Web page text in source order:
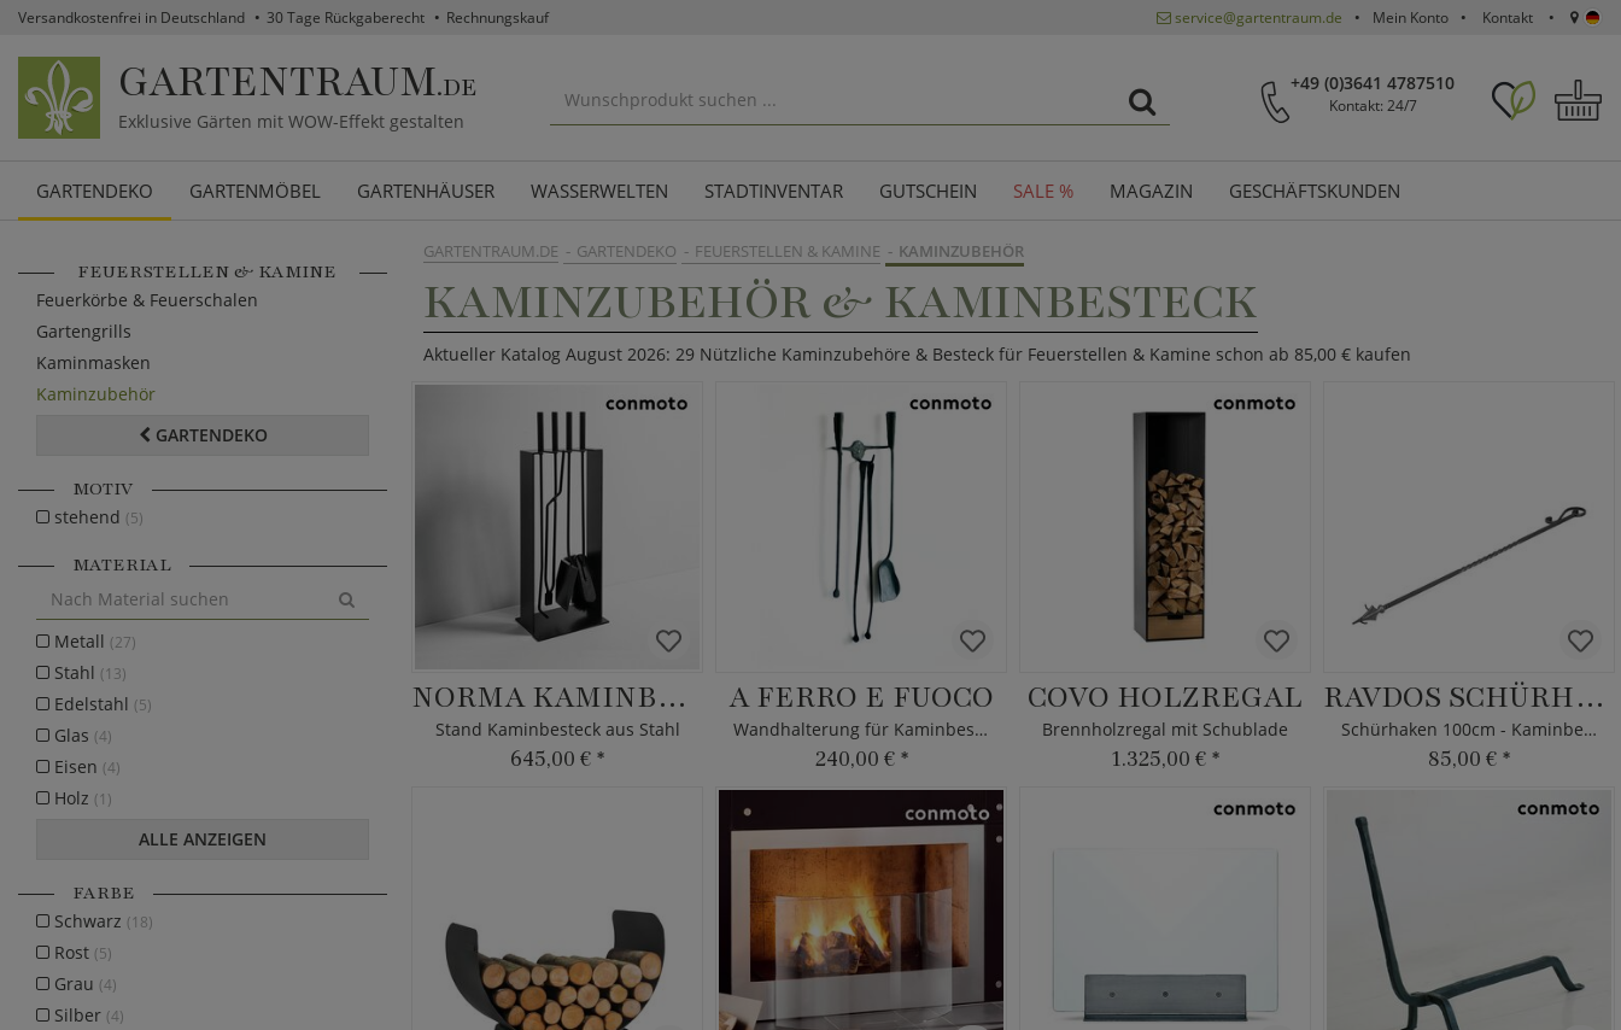
Versandkostenfrei in Deutschland 30 Tage Rückgaberecht Rechnungskauf service@gartentraum.de Mein Konto Kontakt
GARTENTRAUM.DE
Exklusive Gärten mit WOW-Effekt gestalten
+49 (0)3641 4787510
Kontakt: 24/7
GARTENDEKO GARTENMÖBEL GARTENHÄUSER WASSERWELTEN STADTINVENTAR GUTSCHEIN SALE % MAGAZIN GESCHÄFTSKUNDEN
GARTENTRAUM.DE GARTENDEKO FEUERSTELLEN & KAMINE KAMINZUBEHÖR
KAMINZUBEHÖR & KAMINBESTECK
Aktueller Katalog August 2026: 29 Nützliche Kaminzubehöre & Besteck für Feuerstellen & Kamine schon ab 85,00 € kaufen
NORMA KAMINBESTECK
Stand Kaminbesteck aus Stahl
645,00 € *
A FERRO E FUOCO
Wandhalterung für Kaminbesteck
240,00 € *
COVO HOLZREGAL
Brennholzregal mit Schublade
1.325,00 € *
RAVDOS SCHÜRHAKEN
Schürhaken 100cm - Kaminbesteck
85,00 € *
FEUERSTELLEN & KAMINE
Feuerkörbe & Feuerschalen
Gartengrills
Kaminmasken
Kaminzubehör
GARTENDEKO
MOTIV
stehend (5)
MATERIAL
Metall (27)
Stahl (13)
Edelstahl (5)
Glas (4)
Eisen (4)
Holz (1)
ALLE ANZEIGEN
FARBE
Schwarz (18)
Rost (5)
Grau (4)
Silber (4)